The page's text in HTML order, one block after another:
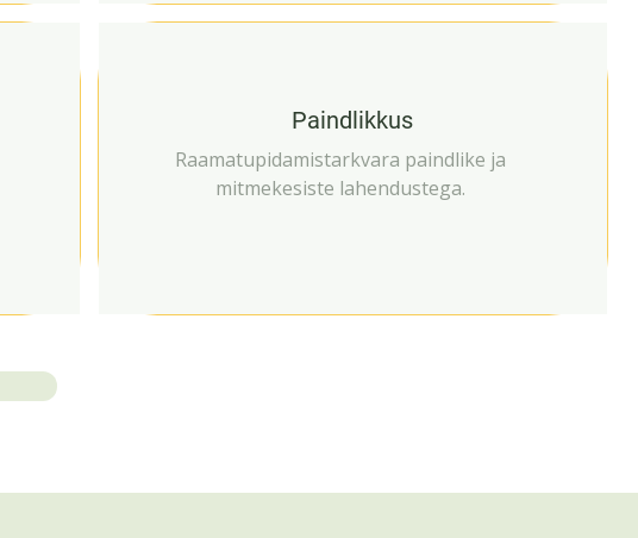
Paindlikkus
Raamatupidamistarkvara paindlike ja
mitmekesiste lahendustega.